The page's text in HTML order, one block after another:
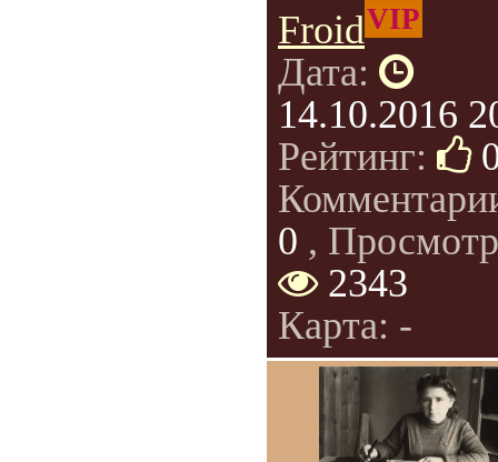
FroidVIP
Дата:
14.10.2016
Рейтинг:
0 ,
2343
Карта: -